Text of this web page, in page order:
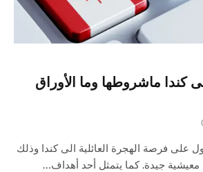
كندا ماشروطها وما الأوراق
على فرصة الهجرة العائلية الى كندا وذلك
جيدة. كما يتمثل أحد أهداف…